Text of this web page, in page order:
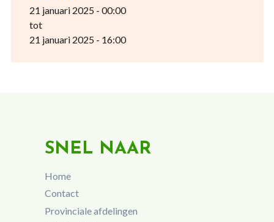
21 januari 2025 - 00:00
tot
21 januari 2025 - 16:00
SNEL NAAR
Home
Contact
Provinciale afdelingen